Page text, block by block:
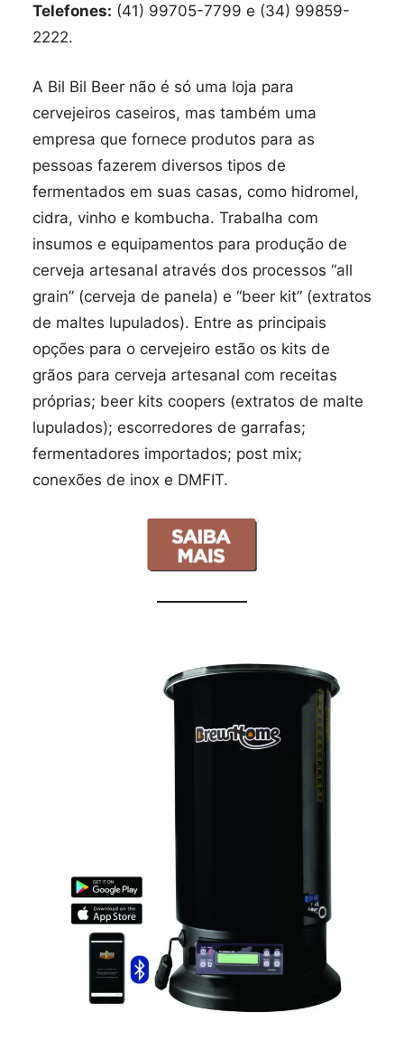
Telefones: (41) 99705-7799 e (34) 99859-
2222.
A Bil Bil Beer não é só uma loja para
cervejeiros caseiros, mas também uma
empresa que fornece produtos para as
pessoas fazerem diversos tipos de
fermentados em suas casas, como hidromel,
cidra, vinho e kombucha. Trabalha com
insumos e equipamentos para produção de
cerveja artesanal através dos processos “all
grain” (cerveja de panela) e “beer kit” (extratos
de maltes lupulados). Entre as principais
opções para o cervejeiro estão os kits de
grãos para cerveja artesanal com receitas
próprias; beer kits coopers (extratos de malte
lupulados); escorredores de garrafas;
fermentadores importados; post mix;
conexões de inox e DMFIT.